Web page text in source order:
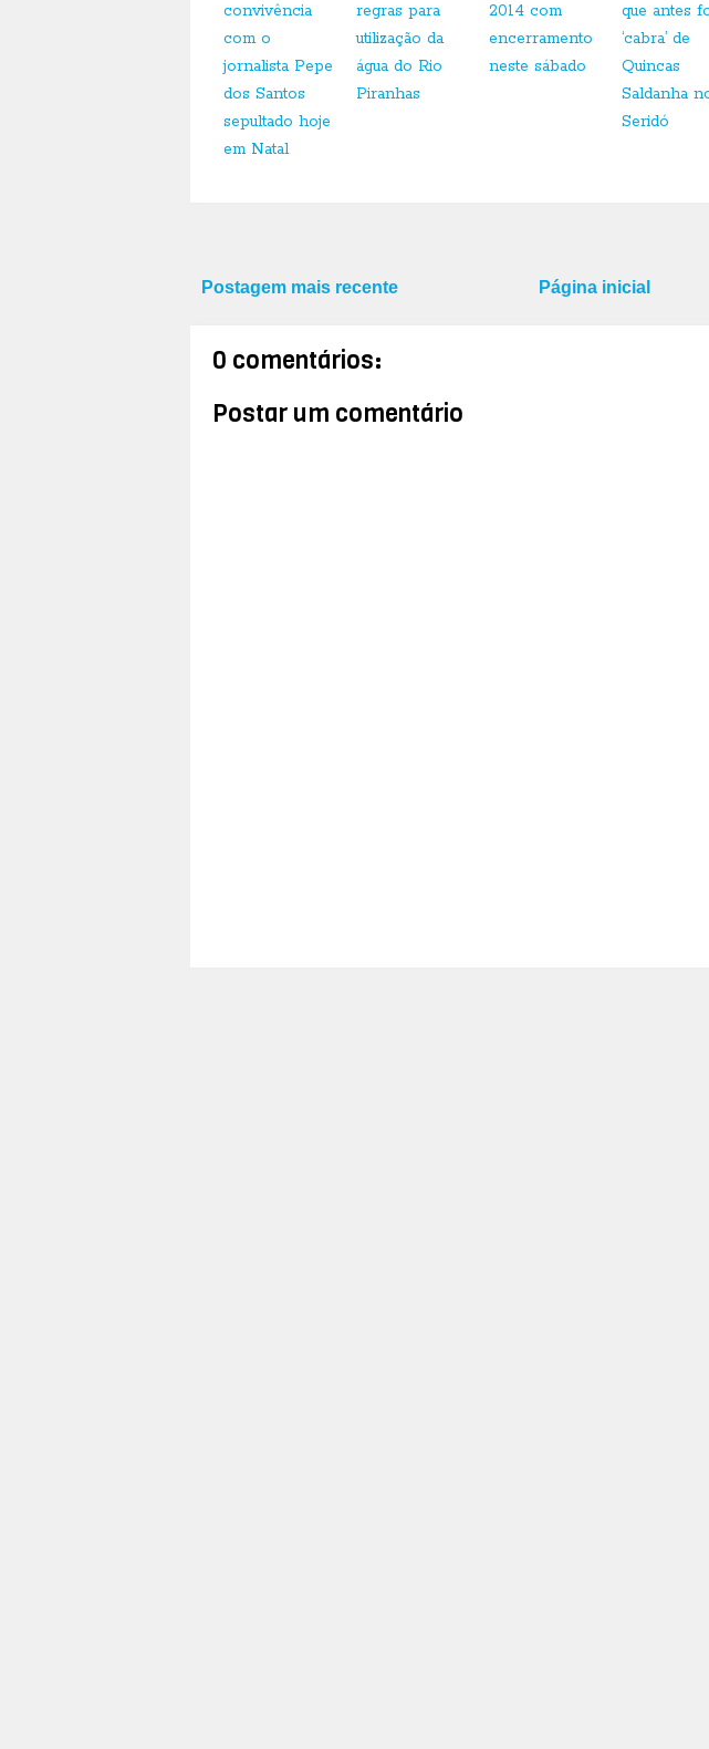
convivência
com o
jornalista Pepe
dos Santos
sepultado hoje
em Natal
regras para
utilização da
água do Rio
Piranhas
2014 com
encerramento
neste sábado
que antes
‘cabra’ de
Quincas
Saldanha
Seridó
Postagem mais recente Página inicial
0 comentários:
Postar um comentário